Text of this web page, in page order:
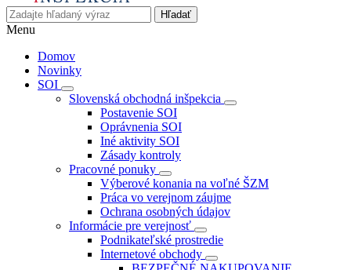
Hľadať
Menu
Domov
Novinky
SOI
Slovenská obchodná inšpekcia
Postavenie SOI
Oprávnenia SOI
Iné aktivity SOI
Zásady kontroly
Pracovné ponuky
Výberové konania na voľné ŠZM
Práca vo verejnom záujme
Ochrana osobných údajov
Informácie pre verejnosť
Podnikateľské prostredie
Internetové obchody